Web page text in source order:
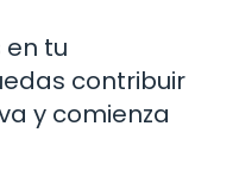
tu
contribuir
y comienza